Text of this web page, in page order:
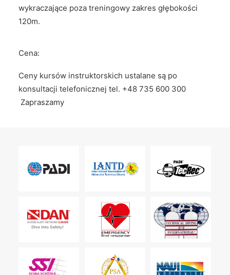
wykraczające poza treningowy zakres głębokości
120m.
Cena:
Ceny kursów instruktorskich ustalane są po
konsultacji telefonicznej tel. +48 735 600 300
Zapraszamy